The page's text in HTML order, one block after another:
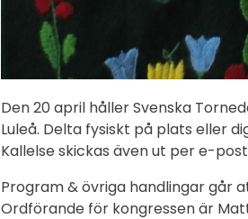
Den 20 april håller Svenska
Luleå. Delta fysiskt på plats eller
Kallelse skickas även ut per e-
Program & övriga handlingar går
Ordförande för kongressen är